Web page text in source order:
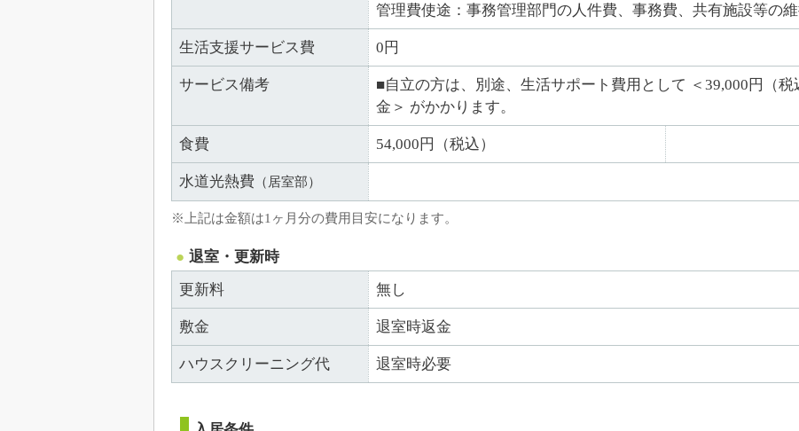
管理費使途：事務管理部門の人件費、事務費、共有施設等の維
生活支援サービス費 0円
サービス備考
■自立の方は、別途、生活サポート費用として ＜39,000円（
金＞ がかかります。
食費 54,000円（税込）
水道光熱費 （居室部）
※上記は金額は1ヶ月分の費用目安になります。
退室・更新時
更新料
無し
敷金 退室時返金
ハウスクリーニング代 退室時必要